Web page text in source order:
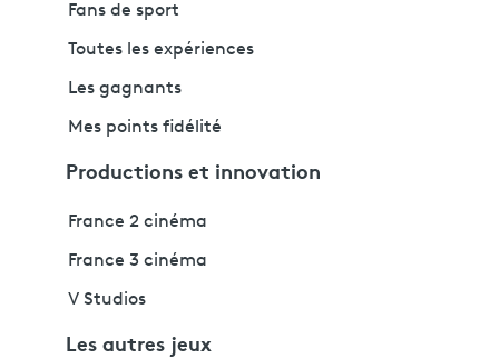
Fans de sport
Toutes les expériences
Les gagnants
Mes points fidélité
Productions et innovation
France 2 cinéma
France 3 cinéma
V Studios
Les autres jeux